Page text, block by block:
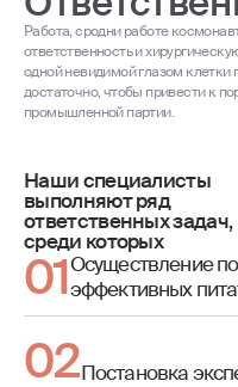
руководством ученых с
научными степенями.
Работа, сродни работе
ответственность и
одной невидимой глазом клетки
достаточно, чтобы привести к
промышленной партии.
Наши специалисты
выполняют ряд
ответственных задач,
среди которых
Осуществление
эффективных
Постановка